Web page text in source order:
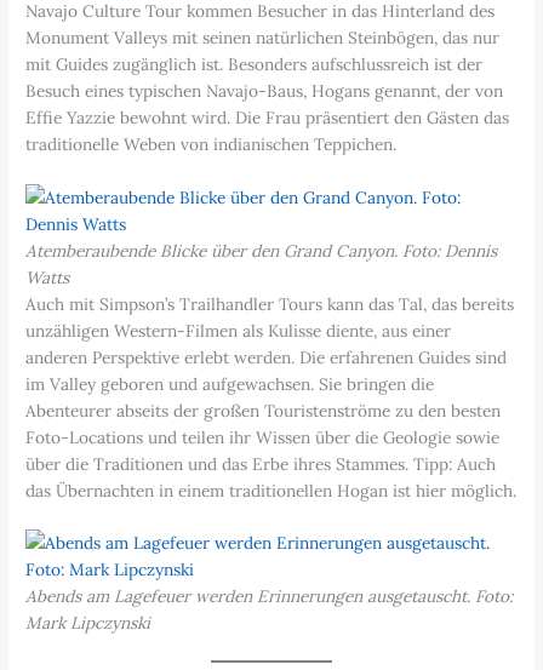
Navajo Culture Tour kommen Besucher in das Hinterland des
Monument Valleys mit seinen natürlichen Steinbögen, das nur
mit Guides zugänglich ist. Besonders aufschlussreich ist der
Besuch eines typischen Navajo-Baus, Hogans genannt, der von
Effie Yazzie bewohnt wird. Die Frau präsentiert den Gästen das
traditionelle Weben von indianischen Teppichen.
Atemberaubende Blicke über den Grand Canyon. Foto: Dennis
Watts
Auch mit Simpson’s Trailhandler Tours kann das Tal, das bereits
unzähligen Western-Filmen als Kulisse diente, aus einer
anderen Perspektive erlebt werden. Die erfahrenen Guides sind
im Valley geboren und aufgewachsen. Sie bringen die
Abenteurer abseits der großen Touristenströme zu den besten
Foto-Locations und teilen ihr Wissen über die Geologie sowie
über die Traditionen und das Erbe ihres Stammes. Tipp: Auch
das Übernachten in einem traditionellen Hogan ist hier möglich.
Abends am Lagefeuer werden Erinnerungen ausgetauscht. Foto:
Mark Lipczynski